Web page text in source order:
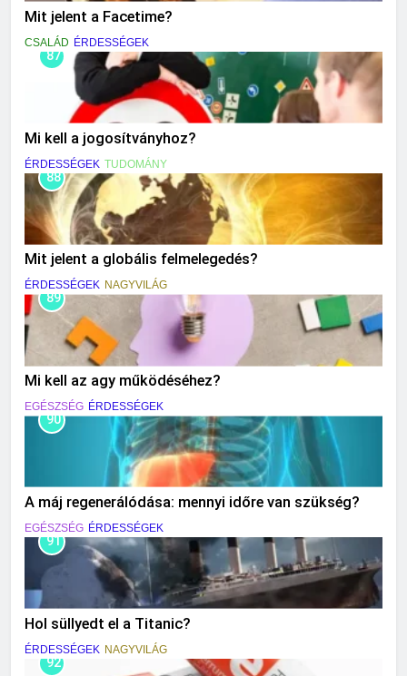
Mit jelent a Facetime?
CSALÁD ÉRDESSÉGEK
87
Mi kell a jogosítványhoz?
ÉRDESSÉGEK TUDOMÁNY
88
Mit jelent a globális felmelegedés?
ÉRDESSÉGEK NAGYVILÁG
89
Mi kell az agy működéséhez?
EGÉSZSÉG ÉRDESSÉGEK
90
A máj regenerálódása: mennyi időre van szükség?
EGÉSZSÉG ÉRDESSÉGEK
91
Hol süllyedt el a Titanic?
ÉRDESSÉGEK NAGYVILÁG
92